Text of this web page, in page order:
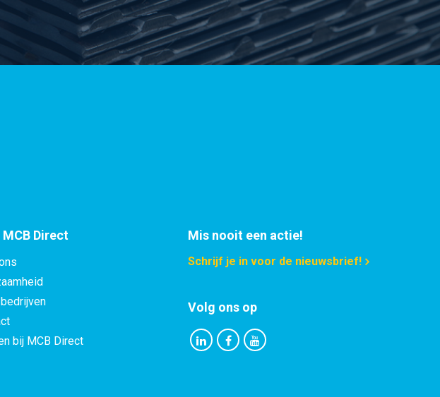
MCB Direct
bij MCB Direct
Mis nooit een actie!
Schrijf je in voor de nieuwsbrief!
Volg ons op